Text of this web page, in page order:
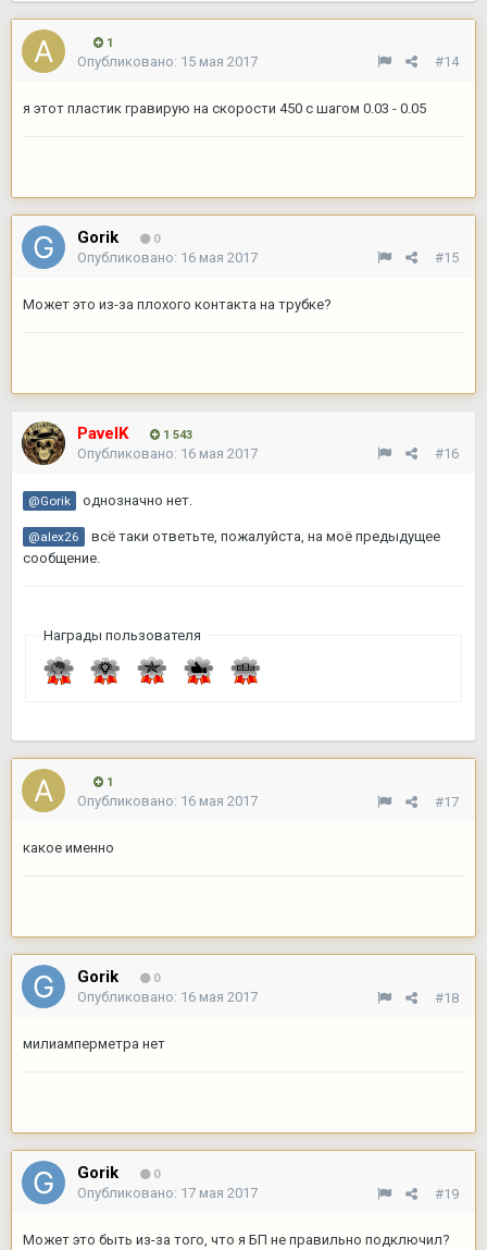
1
#14
Опубликовано: 15 мая 2017
я этот пластик гравирую на скорости 450 с шагом 0.03 - 0.05
Gorik 0
#15
Опубликовано: 16 мая 2017
Может это из-за плохого контакта на трубке?
PavelK 1 543
#16
Опубликовано: 16 мая 2017
@Gorik однозначно нет.
@alex26
всё таки ответьте, пожалуйста, на моё предыдущее
сообщение.
Награды пользователя
1
#17
Опубликовано: 16 мая 2017
какое именно
Gorik 0
#18
Опубликовано: 16 мая 2017
милиамперметра нет
Gorik 0
#19
Опубликовано: 17 мая 2017
Может это быть из-за того, что я БП не правильно подключил?